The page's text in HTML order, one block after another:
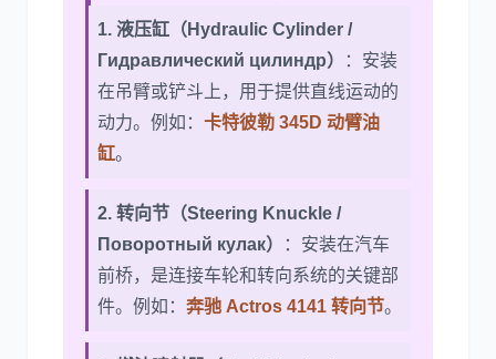
1. 液压缸（Hydraulic Cylinder /
Гидравлический цилиндр）
：安装
在吊臂或铲斗上，用于提供直线运动的
动力。例如： 卡特彼勒 345D 动臂油
缸。
2. 转向节（Steering Knuckle /
Поворотный кулак）
：安装在汽车
前桥，是连接车轮和转向系统的关键部
件。例如： 奔驰 Actros 4141 转向节。